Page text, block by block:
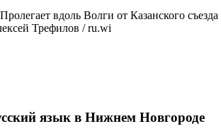
вдоль Волги от Казанского
Трефилов / ru.wi
язык в Нижнем Новгороде